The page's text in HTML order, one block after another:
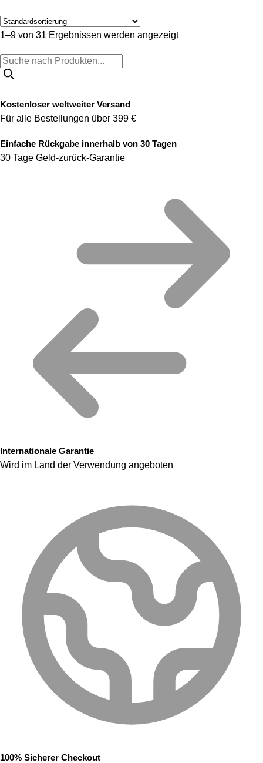
1–9 von 31 Ergebnissen werden angezeigt
Kostenloser weltweiter Versand
Für alle Bestellungen über 399 €
Einfache Rückgabe innerhalb von 30 Tagen
30 Tage Geld-zurück-Garantie
Internationale Garantie
Wird im Land der Verwendung angeboten
100% Sicherer Checkout